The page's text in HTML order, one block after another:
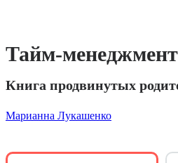
Тайм-
Книга продвинутых
Марианна Лукашенко